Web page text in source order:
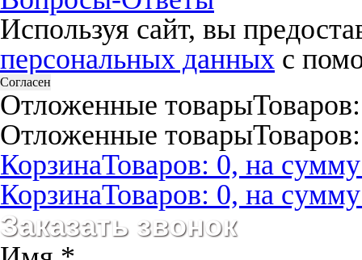
Используя сайт, вы
персональных данных с
Согласен
Отложенные товары
Отложенные товары
КорзинаТоваров: 0, на
КорзинаТоваров: 0, на
Заказать звонок